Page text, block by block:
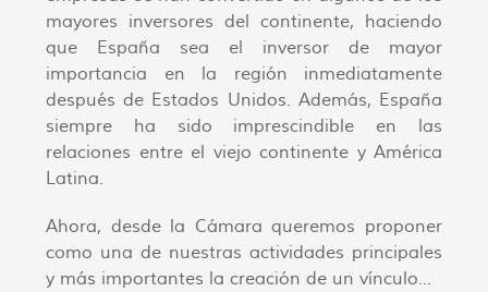
mayores inversores del continente, haciendo
que España sea el inversor de mayor
importancia en la región inmediatamente
después de Estados Unidos. Además, España
siempre ha sido imprescindible en las
relaciones entre el viejo continente y América
Latina.
Ahora, desde la Cámara queremos proponer
como una de nuestras actividades principales
y más importantes la creación de un vínculo...